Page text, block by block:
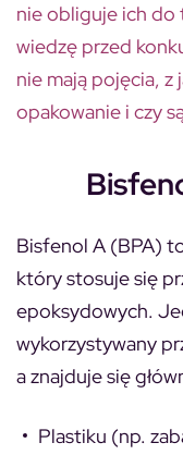
nie obliguje ich do
wiedzę przed
nie mają pojęcia, z
opakowanie i czy
Bisfenol A (BPA)
który stosuje się
epoksydowych.
wykorzystywany
a znajduje się
Plastiku (np.